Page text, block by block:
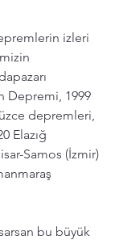
izleri
Depremi, 1999
depremleri,
Elazığ
Samos (İzmir)
bu büyük